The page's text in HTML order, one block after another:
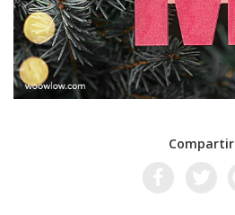
Compartir